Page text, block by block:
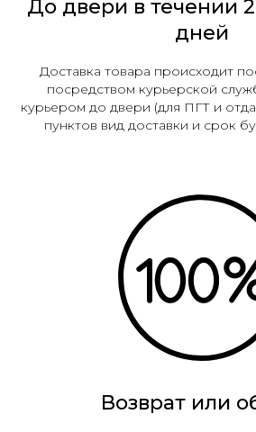
До двери в течении
дней
Доставка товара происходит
посредством курьерской
курьером до двери (для ПГТ и
пунктов вид доставки и срок
Возврат или